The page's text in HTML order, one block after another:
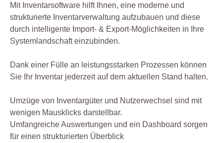
Mit Inventarsoftware hilft Ihnen, eine moderne und
strukturierte Inventarverwaltung aufzubauen und diese
durch intelligente Import- & Export-Möglichkeiten in Ihre
Systemlandschaft einzubinden.
Dank einer Fülle an leistungsstarken Prozessen können
Sie Ihr Inventar jederzeit auf dem aktuellen Stand halten.
Umzüge von Inventargüter und Nutzerwechsel sind mit
wenigen Mausklicks darstellbar.
Umfangreiche Auswertungen und ein Dashboard sorgen
für einen strukturierten Überblick